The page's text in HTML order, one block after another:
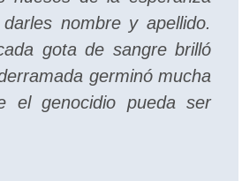
nombre y apellido.
gota de sangre brilló
germinó mucha
el genocidio pueda ser